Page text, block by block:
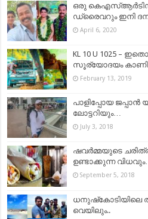
ഒരു
ഡ്രൈവറും ഇനി
April 6, 2020
KL 10 U 1025 –
സൂര്യോദയം
February 13, 2019
പാളിപ്പോയ ജപ്പാൻ
ലോട്ടറിയും…
July 3, 2018
ഷവർമ്മയുടെ
ഉണ്ടാക്കുന്ന
September 5, 2018
ധനുഷ്‌കോടിയിലെ
വെയിലും..